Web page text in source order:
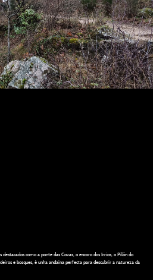
como a ponte das Covas, o encoro dos Irrios, o Pilón do
e bosques, é unha andaina perfecta para descubrir a natureza da